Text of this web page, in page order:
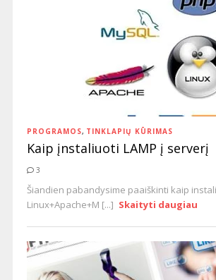
PROGRAMOS, TINKLAPIŲ KŪRIMAS
Kaip įnstaliuoti LAMP į serverį
3
Šiandien pabandysime paaiškinti kaip
Linux+Apache+M [...] Skaityti daugiau